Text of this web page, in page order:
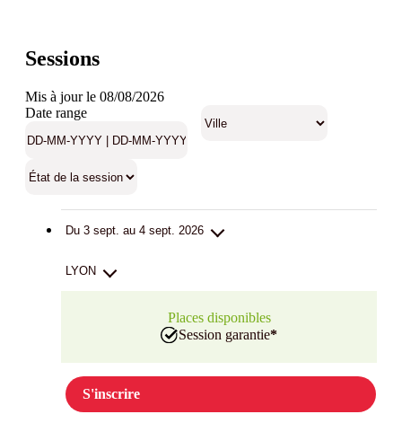
Sessions
Mis à jour le 08/08/2026
Date range
Du 3 sept. au 4 sept. 2026
LYON
Places disponibles
Session garantie*
S'inscrire